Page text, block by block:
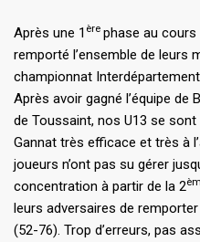
Après une 1 ère phase au cours
remporté l’ensemble de leurs
championnat
Après avoir gagné l’équipe de
de Toussaint, nos U13 se
Gannat très efficace et très à
joueurs n’ont pas su gérer
concentration à partir de la 2
leurs adversaires de
(52-76). Trop d’erreurs, pas